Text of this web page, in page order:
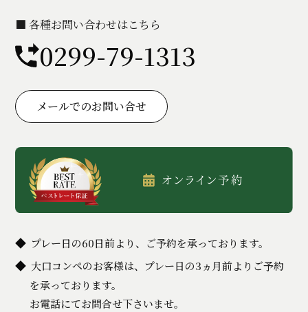
■ 各種お問い合わせはこちら
0299-79-1313
メールでのお問い合せ
プレー日の60日前より、ご予約を承っております。
大口コンペのお客様は、プレー日の3ヵ月前よりご予約
を承っております。
お電話にてお問合せ下さいませ。